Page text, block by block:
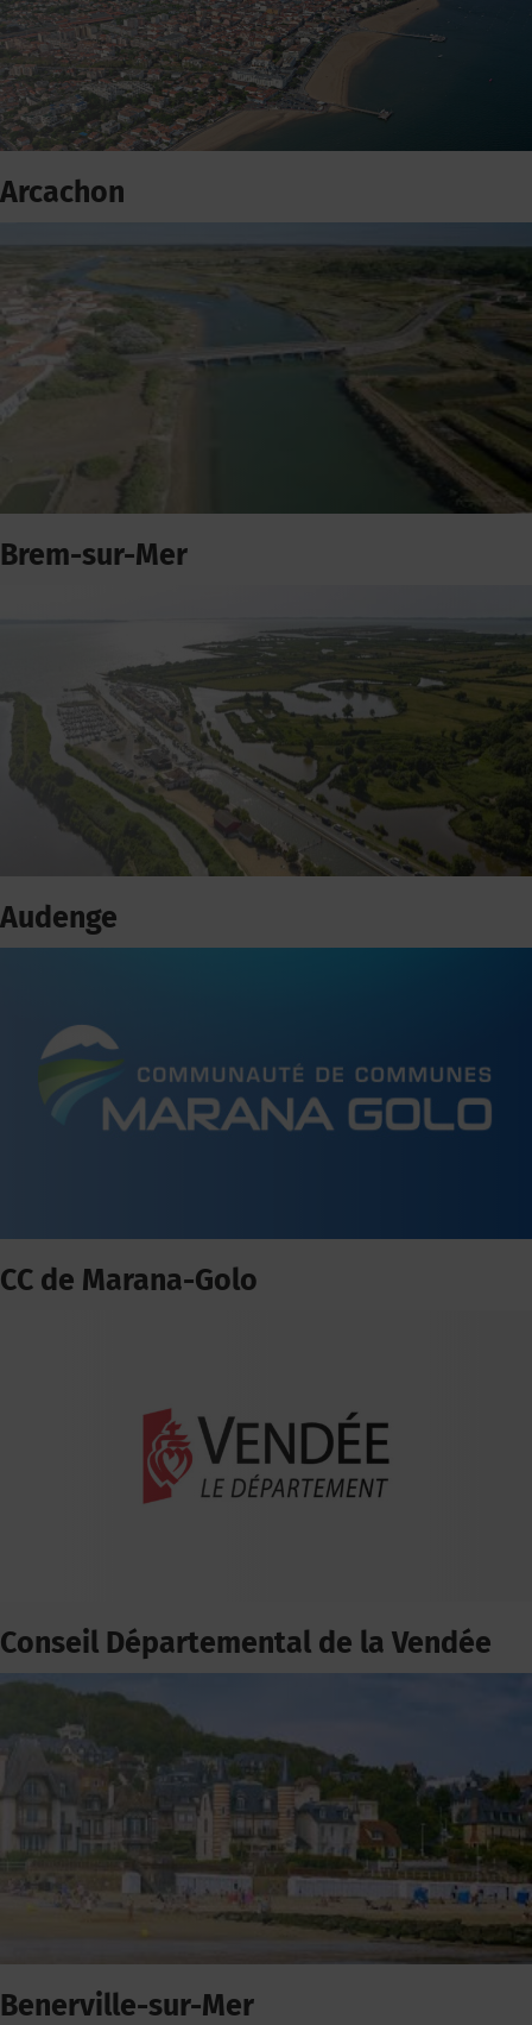
Arcachon
Brem-sur-Mer
Audenge
CC de Marana-Golo
Conseil Départemental de la Vendée
Benerville-sur-Mer